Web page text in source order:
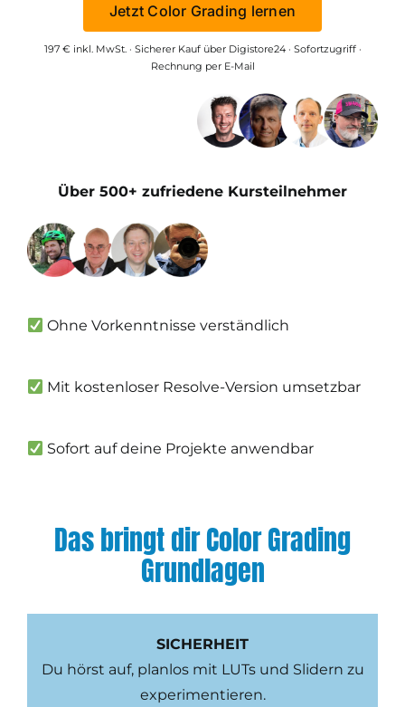
Jetzt Color Grading lernen
197 € inkl. MwSt. · Sicherer Kauf über Digistore24 · Sofortzugriff ·
Rechnung per E-Mail
Über 500+ zufriedene Kursteilnehmer
Ohne Vorkenntnisse verständlich
Mit kostenloser Resolve-Version umsetzbar
Sofort auf deine Projekte anwendbar
Das bringt dir Color Grading
Grundlagen
SICHERHEIT
Du hörst auf, planlos mit LUTs und Slidern zu
experimentieren.